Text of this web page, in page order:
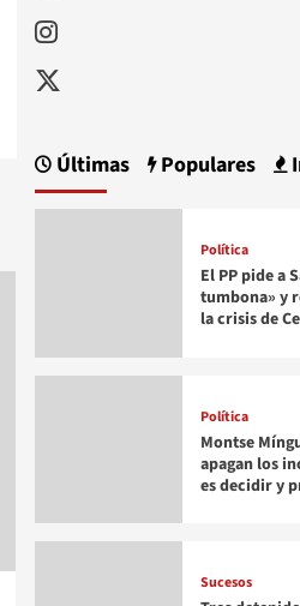
Instagram
Twitter
Últimas Populares
Política
El PP pide a
tumbona» y
la crisis de
Política
Montse
apagan los
es decidir y
Sucesos